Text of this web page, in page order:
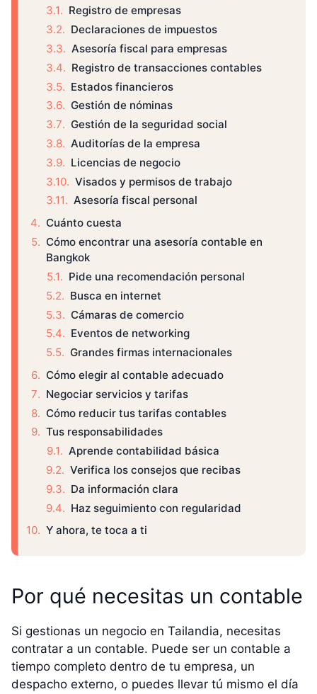
Registro de empresas
Declaraciones de impuestos
Asesoría fiscal para empresas
Registro de transacciones contables
Estados financieros
Gestión de nóminas
Gestión de la seguridad social
Auditorías de la empresa
Licencias de negocio
Visados y permisos de trabajo
Asesoría fiscal personal
Cuánto cuesta
Cómo encontrar una asesoría contable en
Bangkok
Pide una recomendación personal
Busca en internet
Cámaras de comercio
Eventos de networking
Grandes firmas internacionales
Cómo elegir al contable adecuado
Negociar servicios y tarifas
Cómo reducir tus tarifas contables
Tus responsabilidades
Aprende contabilidad básica
Verifica los consejos que recibas
Da información clara
Haz seguimiento con regularidad
Y ahora, te toca a ti
Por qué necesitas un contable
Si gestionas un negocio en Tailandia, necesitas
contratar a un contable. Puede ser un contable a
tiempo completo dentro de tu empresa, un
despacho externo, o puedes llevar tú mismo el día